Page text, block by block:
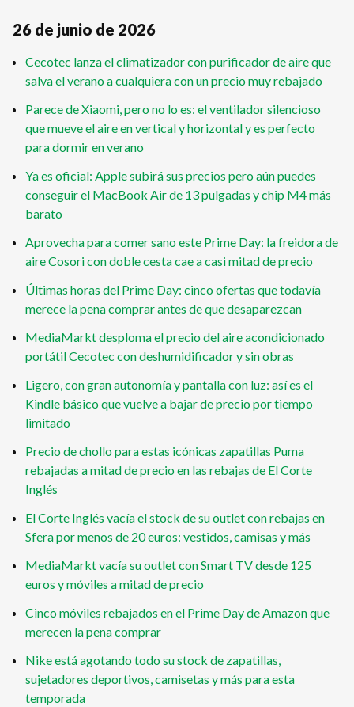
26 de junio de 2026
Cecotec lanza el climatizador con purificador de aire que
salva el verano a cualquiera con un precio muy rebajado
Parece de Xiaomi, pero no lo es: el ventilador silencioso
que mueve el aire en vertical y horizontal y es perfecto
para dormir en verano
Ya es oficial: Apple subirá sus precios pero aún puedes
conseguir el MacBook Air de 13 pulgadas y chip M4 más
barato
Aprovecha para comer sano este Prime Day: la freidora de
aire Cosori con doble cesta cae a casi mitad de precio
Últimas horas del Prime Day: cinco ofertas que todavía
merece la pena comprar antes de que desaparezcan
MediaMarkt desploma el precio del aire acondicionado
portátil Cecotec con deshumidificador y sin obras
Ligero, con gran autonomía y pantalla con luz: así es el
Kindle básico que vuelve a bajar de precio por tiempo
limitado
Precio de chollo para estas icónicas zapatillas Puma
rebajadas a mitad de precio en las rebajas de El Corte
Inglés
El Corte Inglés vacía el stock de su outlet con rebajas en
Sfera por menos de 20 euros: vestidos, camisas y más
MediaMarkt vacía su outlet con Smart TV desde 125
euros y móviles a mitad de precio
Cinco móviles rebajados en el Prime Day de Amazon que
merecen la pena comprar
Nike está agotando todo su stock de zapatillas,
sujetadores deportivos, camisetas y más para esta
temporada